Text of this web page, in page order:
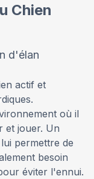
Chien
d'élan
actif et
où il
et jouer. Un
permettre de
besoin
éviter l'ennui.